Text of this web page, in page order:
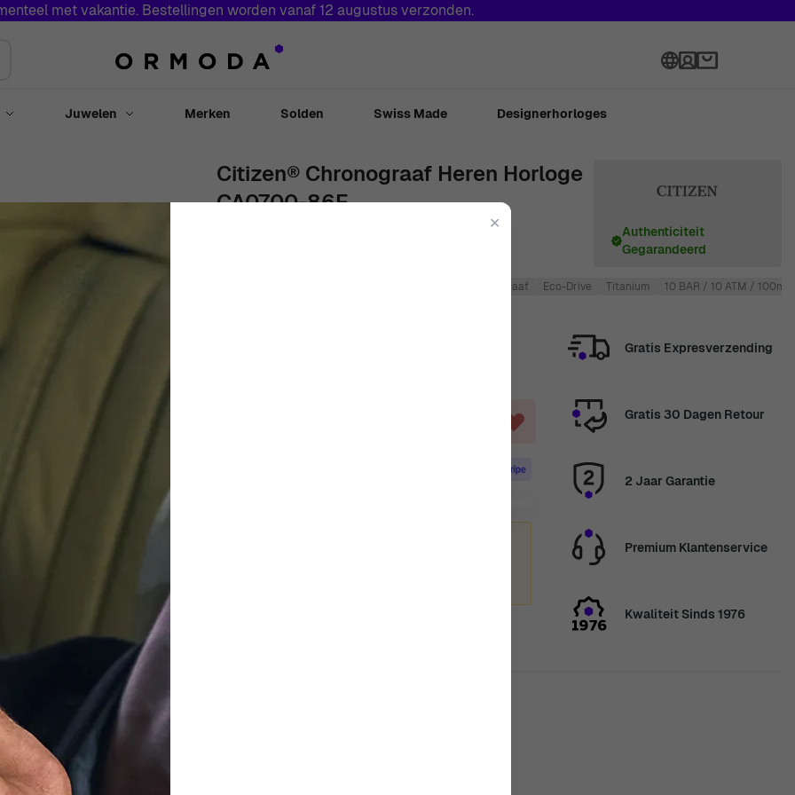
met vakantie. Bestellingen worden vanaf 12 augustus verzonden.
Language
Toggle submenu for Horloges
Juwelen Toggle submenu for Juwelen
Merken Solden Swiss Made Designerhorloges
Citizen® Chronograaf Heren Horloge
CA0700-86E
Authenticiteit
Gegarandeerd
Chronograaf Eco-Drive Titanium 10 BAR / 10 ATM / 100m
Gratis Expresverzending
Gratis 30 Dagen Retour
2 Jaar Garantie
Premium Klantenservice
Kwaliteit Sinds 1976
✕